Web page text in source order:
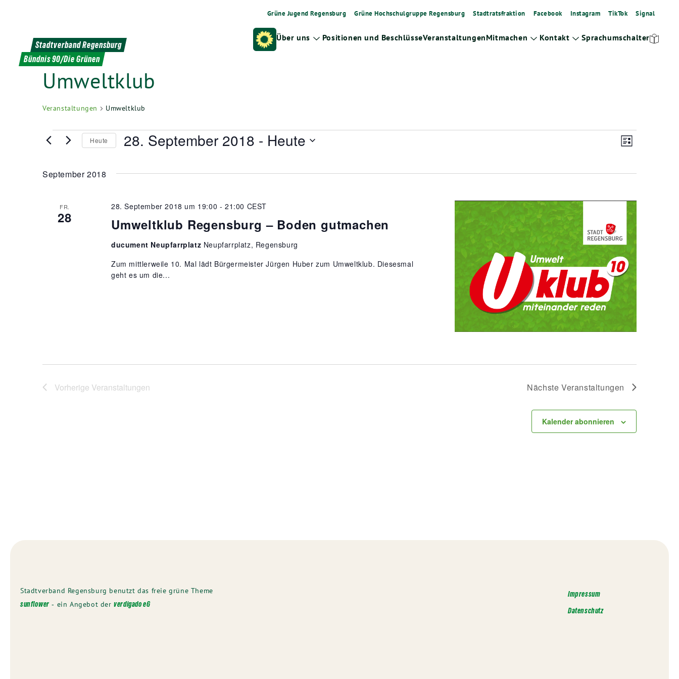
Grüne Jugend Regensburg Grüne Hochschulgruppe Regensburg Stadtratsfraktion Facebook Instagram TikTok Signal
Stadtverband Regensburg
Bündnis 90/Die Grünen
Über uns Zeige
Positionen und BeschlüsseVeranstaltungenMitmachen
Zeige
Kontakt Zeige
Sprachumschalter
Umweltklub
Veranstaltungen Umweltklub
Veranstaltungen
Ansichten-
Liste
Heute 28. September 2018 - Heute
September 2018
FR.
28 Umweltklub Regensburg – Boden gutmachen
28. September 2018 um 19:00 - 21:00 CEST
ducument Neupfarrplatz Neupfarrplatz, Regensburg
Zum mittlerweile 10. Mal lädt Bürgermeister Jürgen Huber zum Umweltklub. Diesesmal
geht es um die...
Vorherige Veranstaltungen Nächste Veranstaltungen
Kalender abonnieren
Stadtverband Regensburg benutzt das freie grüne Theme
sunflower‐ ein Angebot derverdigado eG
Impressum
Datenschutz